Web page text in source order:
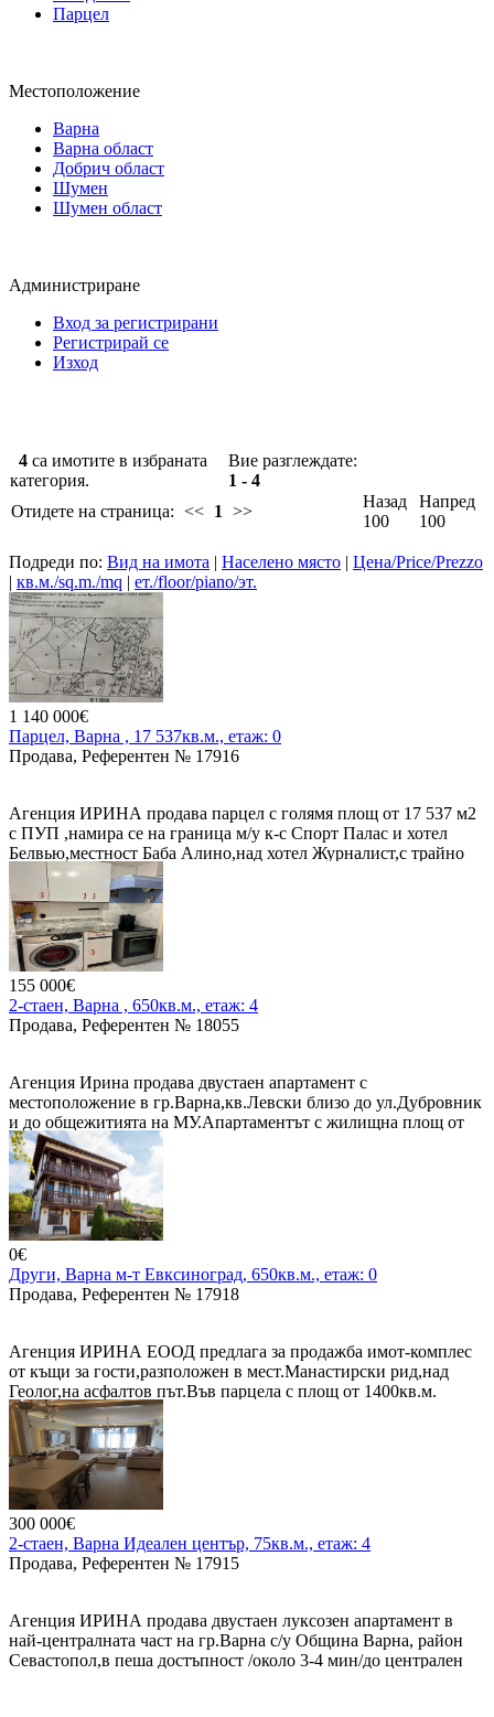
Парцел
Местоположение
Варна
Варна област
Добрич област
Шумен
Шумен област
Администриране
Вход за регистрирани
Регистрирай се
Изход
4 са имотите в избраната
категория.
Вие разглеждате:
1 - 4
Отидете на страница: << 1 >>
Назад
100
Напред
100
Подреди по: Вид на имота | Населено място | Цена/Price/Prezzo
| кв.м./sq.m./mq | ет./floor/piano/эт.
1 140 000€
Парцел, Варна , 17 537кв.м., етаж: 0
Продава, Референтен № 17916
Агенция ИРИНА продава парцел с голямя площ от 17 537 м2
с ПУП ,намира се на граница м/у к-с Спорт Палас и хотел
Белвью,местност Баба Алино,над хотел Журналист,с трайно
предназначение на територия:Урбанизирана,начин за трайно
ползване:За друг вид застрояване.Подходящ е за
жил.стро.во,почивна база,Дом за стари хора, и др.Цена: 65
евро на кв.метър/около 1 140 000 евро/
155 000€
2-стаен, Варна , 650кв.м., етаж: 4
Продава, Референтен № 18055
Агенция Ирина продава двустаен апартамент с
местоположение в гр.Варна,кв.Левски близо до ул.Дубровник
и до общежитията на МУ.Апартаментът с жилищна площ от
60 м2,се намира на ет.4/16,вътрешен,изложение ю/и,се състои
от:хол,кухня е отделно,спалня,коридор,две тераси,мокро
помещение,прилежаща маза с площ от 5 м2.Продава се
напълно обзаведено и оборудвано.Жилището е много
запазено,поддържано,уютно подредено.Цена е 155000 евро.
0€
Други, Варна м-т Евксиноград, 650кв.м., етаж: 0
Продава, Референтен № 17918
Агенция ИРИНА ЕООД предлага за продажба имот-комплес
от къщи за гости,разположен в мест.Манастирски рид,над
Геолог,на асфалтов път.Във парцела с площ от 1400кв.м.
изградени няколко къщи в автентично старо-българския стил,
с общо РЗП-650 кв.м.
Една голяма основна къща: на 1-ви етаж - с рецепция,бар-
ресторант,кухня,на 2-ри етаж-3 стаи ,с тераси, с баня-тоалет, 3-
ти етаж със същото разпределиние три стаи с тераси,баня с
тоалет, и джакузи на етажа.От терасите се разкрива
Втора къща с две стаи и баня с тоалетна.
Трета къща с три стаи с баня и тоалетна.
300 000€
2-стаен, Варна Идеален център, 75кв.м., етаж: 4
Продава, Референтен № 17915
Агенция ИРИНА продава двустаен луксозен апартамент в
най-централната част на гр.Варна с/у Община Варна, район
Севастопол,в пеша достъпност /около 3-4 мин/до централен